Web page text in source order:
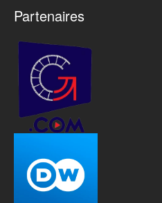
Partenaires